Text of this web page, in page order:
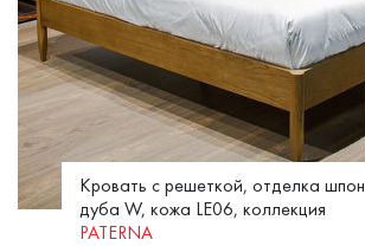
Кровать с решеткой, отделка шпон
дуба W, кожа LE06, коллекция
PATERNA